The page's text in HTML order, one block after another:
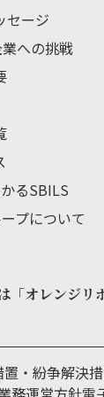
セージ
への挑戦
るSBILS
プについて
「オレンジリ
・紛争解決